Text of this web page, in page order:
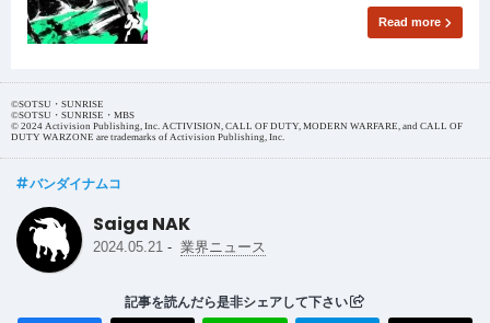
Read more
©SOTSU・SUNRISE
©SOTSU・SUNRISE・MBS
© 2024 Activision Publishing, Inc. ACTIVISION, CALL OF DUTY, MODERN WARFARE, and CALL OF
DUTY WARZONE are trademarks of Activision Publishing, Inc.
バンダイナムコ
Saiga NAK
2024.05.21 - 業界ニュース
記事を読んだら是非シェアして下さい